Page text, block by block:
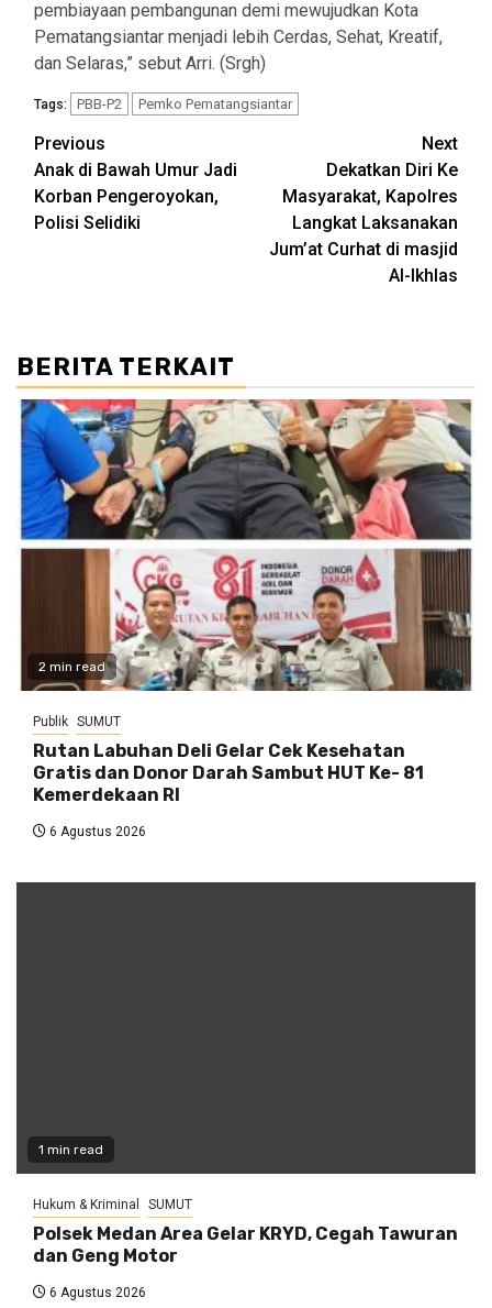
pembiayaan pembangunan demi mewujudkan Kota
Pematangsiantar menjadi lebih Cerdas, Sehat, Kreatif,
dan Selaras,” sebut Arri. (Srgh)
Tags: PBB-P2 Pemko Pematangsiantar
Post
navigation
Previous
Anak di Bawah Umur Jadi
Korban Pengeroyokan,
Polisi Selidiki
Next
Dekatkan Diri Ke
Masyarakat, Kapolres
Langkat Laksanakan
Jum’at Curhat di masjid
Al-Ikhlas
BERITA TERKAIT
2 min read
Publik SUMUT
Rutan Labuhan Deli Gelar Cek Kesehatan
Gratis dan Donor Darah Sambut HUT Ke- 81
Kemerdekaan RI
6 Agustus 2026
1 min read
Hukum & Kriminal SUMUT
Polsek Medan Area Gelar KRYD, Cegah Tawuran
dan Geng Motor
6 Agustus 2026